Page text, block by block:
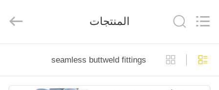
منزل،
بيت
Group
Co.,
ECER
المنتجات
seamless buttweld fittings